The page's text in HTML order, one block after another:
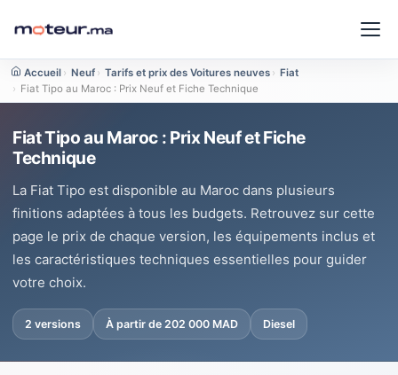
Accueil › Neuf › Tarifs et prix des Voitures neuves › Fiat
› Fiat Tipo au Maroc : Prix Neuf et Fiche Technique
Fiat Tipo au Maroc : Prix Neuf et Fiche
Technique
La Fiat Tipo est disponible au Maroc dans plusieurs
finitions adaptées à tous les budgets. Retrouvez sur cette
page le prix de chaque version, les équipements inclus et
les caractéristiques techniques essentielles pour guider
votre choix.
2 versions À partir de 202 000 MAD Diesel